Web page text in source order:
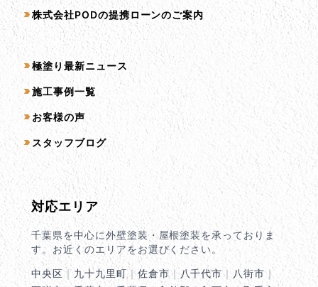
株式会社PODの提携ローンのご案内
コンテンツ一覧
極塗り最新ニュース
施工事例一覧
お客様の声
スタッフブログ
対応エリア
千葉県を中心に外壁塗装・屋根塗装を承っておりま
す。お近くのエリアをお選びください。
中央区｜ 九十九里町 ｜佐倉市｜八千代市｜ 八街市 ｜